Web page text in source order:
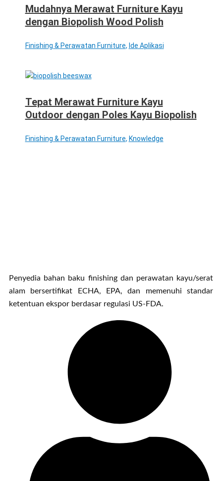
Mudahnya Merawat Furniture Kayu
dengan Biopolish Wood Polish
Finishing & Perawatan Furniture, Ide Aplikasi
Tepat Merawat Furniture Kayu
Outdoor dengan Poles Kayu Biopolish
Finishing & Perawatan Furniture, Knowledge
Penyedia bahan baku finishing dan perawatan kayu/serat
alam bersertifikat ECHA, EPA, dan memenuhi standar
ketentuan ekspor berdasar regulasi US-FDA.